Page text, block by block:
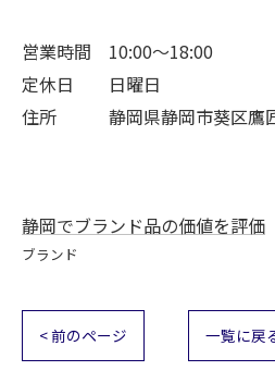
営業時間 10:00～18:00
定休日 日曜日
住所 静岡県静岡市葵区鷹匠
静岡でブランド品の価値を評価
ブランド
< 前のページ 一覧に戻